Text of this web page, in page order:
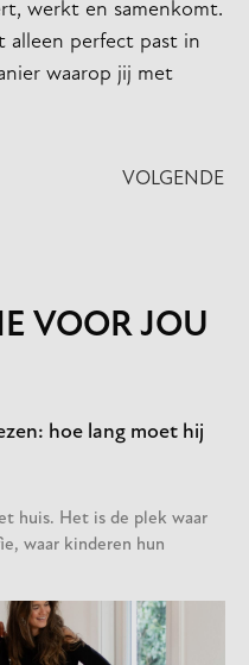
werkt en samenkomt.
alleen perfect past in
waarop jij met
VOLGENDE
VOOR JOU
hoe lang moet hij
huis. Het is de plek waar
waar kinderen hun